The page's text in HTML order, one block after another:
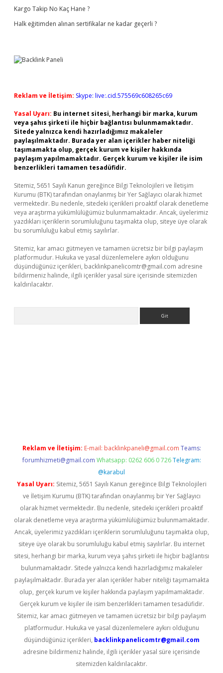
Kargo Takip No Kaç Hane ?
Halk eğitimden alınan sertifikalar ne kadar geçerli ?
Reklam ve İletişim: Skype: live:.cid.575569c608265c69
Yasal Uyarı: Bu internet sitesi, herhangi bir marka, kurum
veya şahıs şirketi ile hiçbir bağlantısı bulunmamaktadır.
Sitede yalnızca kendi hazırladığımız makaleler
paylaşılmaktadır. Burada yer alan içerikler haber niteliği
taşımamakta olup, gerçek kurum ve kişiler hakkında
paylaşım yapılmamaktadır. Gerçek kurum ve kişiler ile isim
benzerlikleri tamamen tesadüfidir.
Sitemiz, 5651 Sayılı Kanun gereğince Bilgi Teknolojileri ve İletişim
Kurumu (BTK) tarafından onaylanmış bir Yer Sağlayıcı olarak hizmet
vermektedir. Bu nedenle, sitedeki içerikleri proaktif olarak denetleme
veya araştırma yükümlülüğümüz bulunmamaktadır. Ancak, üyelerimiz
yazdıkları içeriklerin sorumluluğunu taşımakta olup, siteye üye olarak
bu sorumluluğu kabul etmiş sayılırlar.
Sitemiz, kar amacı gütmeyen ve tamamen ücretsiz bir bilgi paylaşım
platformudur. Hukuka ve yasal düzenlemelere aykırı olduğunu
düşündüğünüz içerikleri, backlinkpanelicomtr@gmail.com adresine
bildirmeniz halinde, ilgili içerikler yasal süre içerisinde sitemizden
kaldırılacaktır.
Reklam ve İletişim: E-mail: backlinkpaneli@gmail.com Teams:
forumhizmeti@gmail.com Whatsapp: 0262 606 0 726 Telegram:
@karabul
Yasal Uyarı: Sitemiz, 5651 Sayılı Kanun gereğince Bilgi Teknolojileri
ve İletişim Kurumu (BTK) tarafından onaylanmış bir Yer Sağlayıcı
olarak hizmet vermektedir. Bu nedenle, sitedeki içerikleri proaktif
olarak denetleme veya araştırma yükümlülüğümüz bulunmamaktadır.
Ancak, üyelerimiz yazdıkları içeriklerin sorumluluğunu taşımakta olup,
siteye üye olarak bu sorumluluğu kabul etmiş sayılırlar. Bu internet
sitesi, herhangi bir marka, kurum veya şahıs şirketi ile hiçbir bağlantısı
bulunmamaktadır. Sitede yalnızca kendi hazırladığımız makaleler
paylaşılmaktadır. Burada yer alan içerikler haber niteliği taşımamakta
olup, gerçek kurum ve kişiler hakkında paylaşım yapılmamaktadır.
Gerçek kurum ve kişiler ile isim benzerlikleri tamamen tesadüfidir.
Sitemiz, kar amacı gütmeyen ve tamamen ücretsiz bir bilgi paylaşım
platformudur. Hukuka ve yasal düzenlemelere aykırı olduğunu
düşündüğünüz içerikleri, backlinkpanelicomtr@gmail.com
adresine bildirmeniz halinde, ilgili içerikler yasal süre içerisinde
sitemizden kaldırılacaktır.